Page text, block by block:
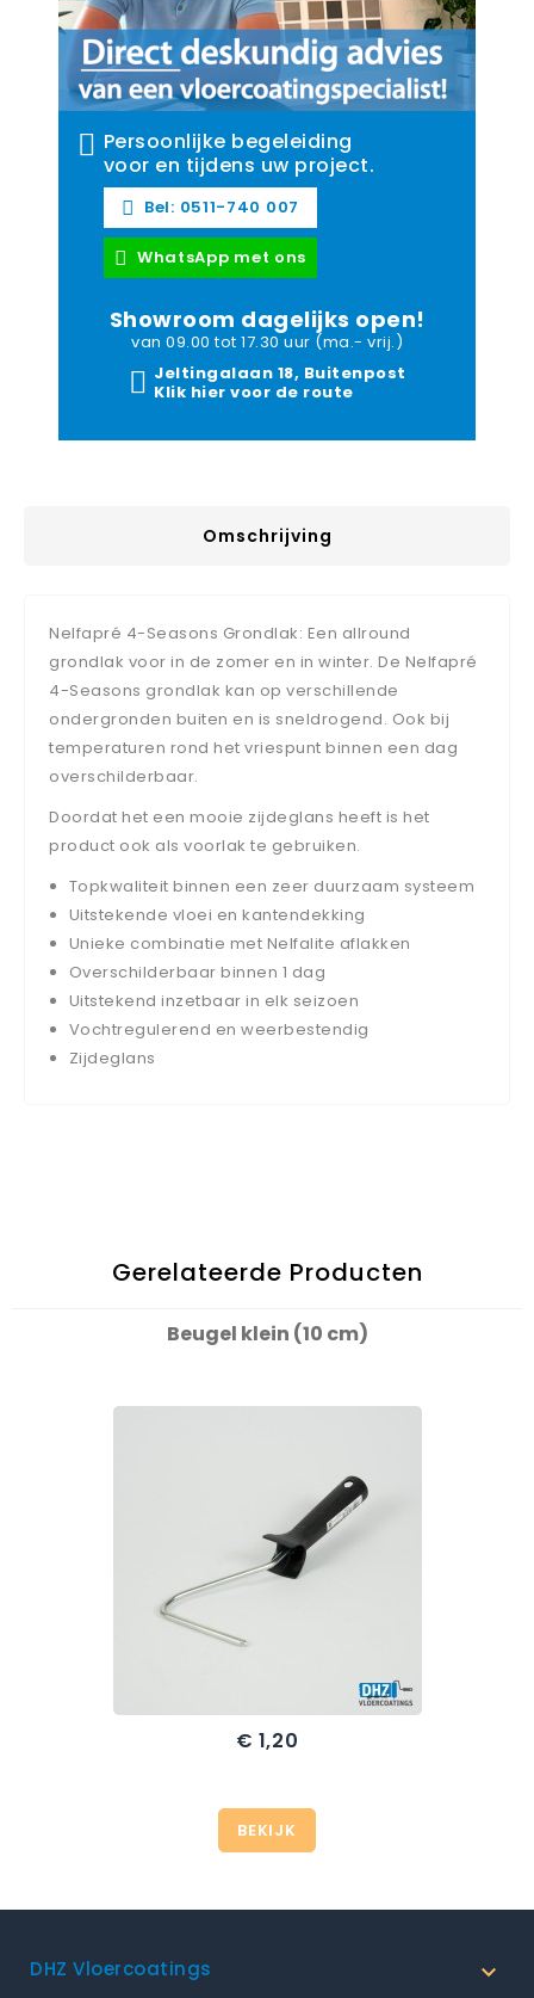
Persoonlijke begeleiding
voor en tijdens uw project.
Bel: 0511-740 007
WhatsApp met ons
Showroom dagelijks open!
van 09.00 tot 17.30 uur (ma.- vrij.)
Jeltingalaan 18, Buitenpost
Klik hier voor de route
Omschrijving
Nelfapré 4-Seasons Grondlak: Een allround
grondlak voor in de zomer en in winter. De Nelfapré
4-Seasons grondlak kan op verschillende
ondergronden buiten en is sneldrogend. Ook bij
temperaturen rond het vriespunt binnen een dag
overschilderbaar.
Doordat het een mooie zijdeglans heeft is het
product ook als voorlak te gebruiken.
Topkwaliteit binnen een zeer duurzaam systeem
Uitstekende vloei en kantendekking
Unieke combinatie met Nelfalite aflakken
Overschilderbaar binnen 1 dag
Uitstekend inzetbaar in elk seizoen
Vochtregulerend en weerbestendig
Zijdeglans
Gerelateerde Producten
Beugel klein (10 cm)
Prijs
€ 1,20
BEKIJK
DHZ Vloercoatings 